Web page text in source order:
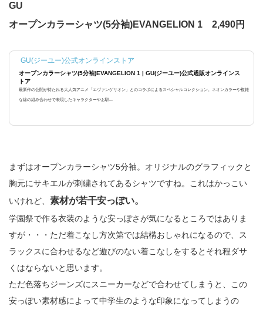
GU
オープンカラーシャツ(5分袖)EVANGELION 1 2,490円
GU(ジーユー)公式オンラインストア
オープンカラーシャツ(5分袖)EVANGELION 1 | GU(ジーユー)公式通販オンラインス
トア
最新作の公開が待たれる大人気アニメ「エヴァンゲリオン」とのコラボによるスペシャルコレクション。ネオンカラーや複雑
な線の組み合わせで表現したキャラクターやお馴...
まずはオープンカラーシャツ5分袖。オリジナルのグラフィックと
胸元にサキエルが刺繍されてあるシャツですね。これはかっこい
いけれど、 素材が若干安っぽい。
学園祭で作る衣装のような安っぽさが気になるところではありま
すが・・・ただ着こなし方次第では結構おしゃれになるので、ス
ラックスに合わせるなど遊びのない着こなしをするとそれ程ダサ
くはならないと思います。
ただ色落ちジーンズにスニーカーなどで合わせてしまうと、この
安っぽい素材感によって中学生のような印象になってしまうの